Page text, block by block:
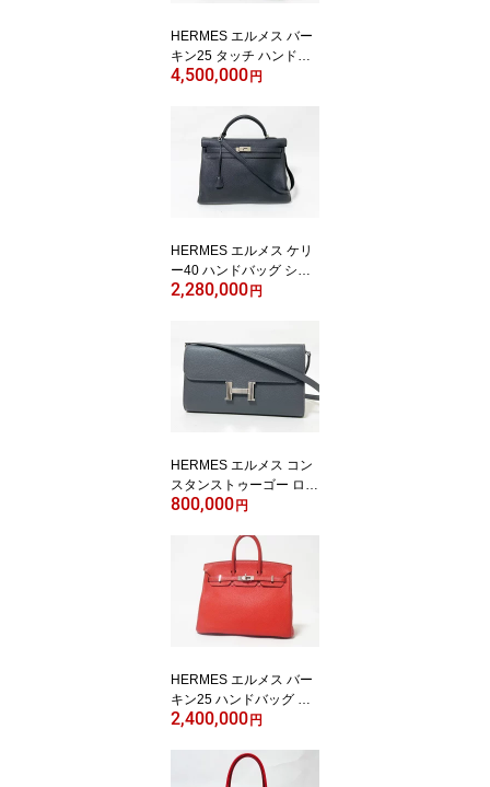
HERMES エルメス バー
キン25 タッチ ハンドバ
ッグ アリゲーターマット
シルバー金具 B刻印 美品
【中古】
4,500,000 円
HERMES エルメス ケリ
ー40 ハンドバッグ ショ
ルダーバッグ ストラップ
【中古】
2,280,000 円
HERMES エルメス コン
スタンストゥーゴー ロン
グウォレット 長財布 シ
ラー グリミスティ グレ
ー シルバー金具 W刻印
【中古】
800,000 円
HERMES エルメス バー
キン25 ハンドバッグ レ
ザー トゴ パーソナル オ
ー オレンジ系 朱色 シル
バー金具 O刻印 美品【中
2,400,000 円